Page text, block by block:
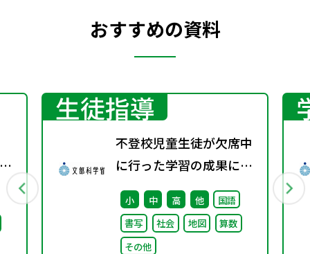
おすすめの資料
生徒指導
不登校児童生徒が欠席中
に行った学習の成果に係
る成績評価について（通
知）
小 中 高 他
国語
書写
社会 地図
算数
その他